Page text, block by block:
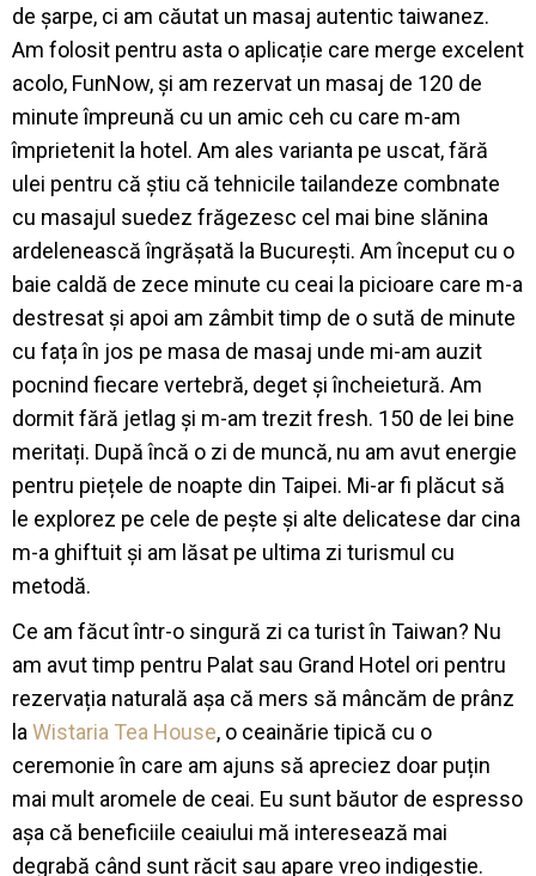
de șarpe, ci am căutat un masaj autentic taiwanez.
Am folosit pentru asta o aplicație care merge excelent
acolo, FunNow, și am rezervat un masaj de 120 de
minute împreună cu un amic ceh cu care m-am
împrietenit la hotel. Am ales varianta pe uscat, fără
ulei pentru că știu că tehnicile tailandeze combnate
cu masajul suedez frăgezesc cel mai bine slănina
ardelenească îngrășată la București. Am început cu o
baie caldă de zece minute cu ceai la picioare care m-a
destresat și apoi am zâmbit timp de o sută de minute
cu fața în jos pe masa de masaj unde mi-am auzit
pocnind fiecare vertebră, deget și încheietură. Am
dormit fără jetlag și m-am trezit fresh. 150 de lei bine
meritați. După încă o zi de muncă, nu am avut energie
pentru piețele de noapte din Taipei. Mi-ar fi plăcut să
le explorez pe cele de pește și alte delicatese dar cina
m-a ghiftuit și am lăsat pe ultima zi turismul cu
metodă.
Ce am făcut într-o singură zi ca turist în Taiwan? Nu
am avut timp pentru Palat sau Grand Hotel ori pentru
rezervația naturală așa că mers să mâncăm de prânz
la Wistaria Tea House, o ceainărie tipică cu o
ceremonie în care am ajuns să apreciez doar puțin
mai mult aromele de ceai. Eu sunt băutor de espresso
așa că beneficiile ceaiului mă interesează mai
degrabă când sunt răcit sau apare vreo indigestie.